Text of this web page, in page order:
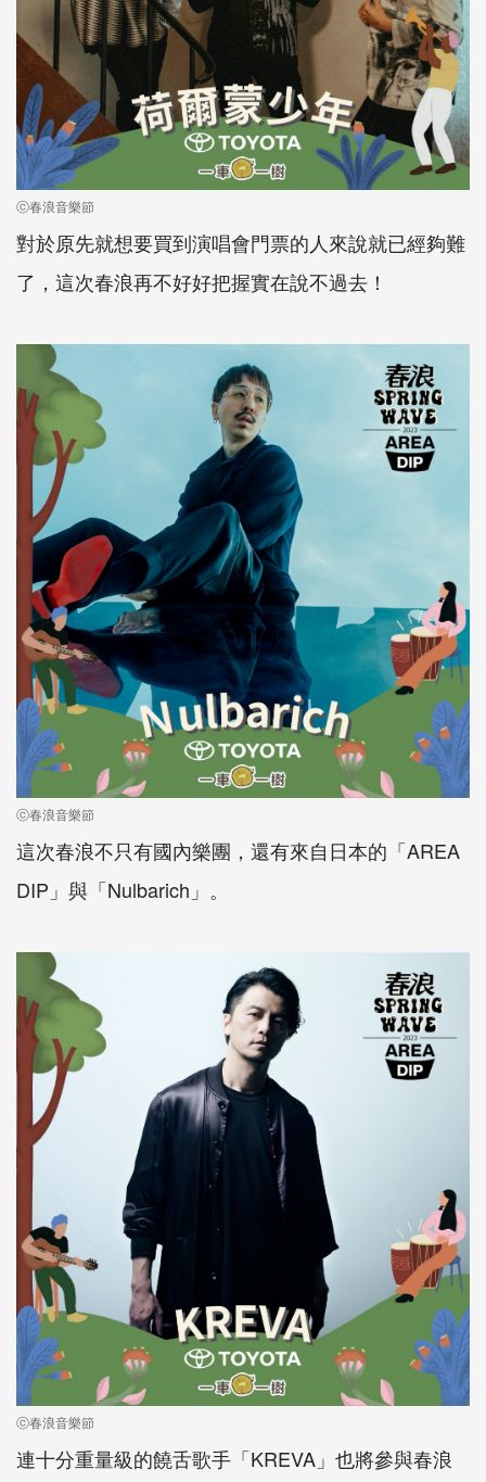
ⓒ春浪音樂節
對於原先就想要買到演唱會門票的人來說就已經夠難
了，這次春浪再不好好把握實在說不過去！
ⓒ春浪音樂節
這次春浪不只有國內樂團，還有來自日本的「AREA
DIP」與「Nulbarich」。
ⓒ春浪音樂節
連十分重量級的饒舌歌手「KREVA」也將參與春浪